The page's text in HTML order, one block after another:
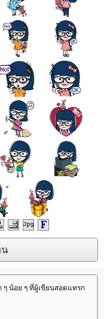
ๆ น้อย ๆ ที่ผู้เขียนสอดแทรก